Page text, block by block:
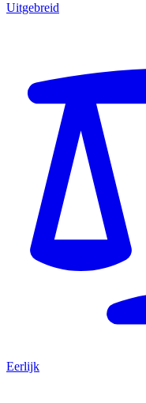
Uitgebreid
Eerlijk